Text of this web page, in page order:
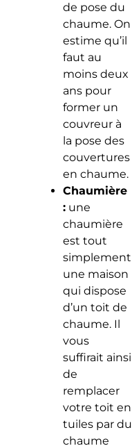
de pose du
chaume. On
estime qu’il
faut au
moins deux
ans pour
former un
couvreur à
la pose des
couvertures
en chaume.
Chaumière
:une
chaumière
est tout
simplement
une maison
qui dispose
d’un toit de
chaume. Il
vous
suffirait ainsi
de
remplacer
votre toit en
tuiles par du
chaume